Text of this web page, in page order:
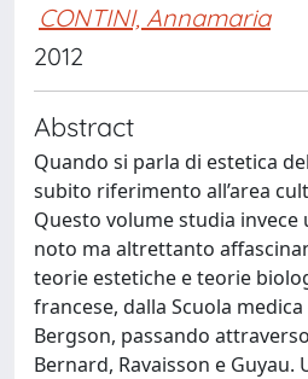
CONTINI, Annamaria
2012
Abstract
Quando si parla di estetica
subito riferimento all’area
Questo volume studia invece
noto ma altrettanto
teorie estetiche e teorie
francese, dalla Scuola
Bergson, passando
Bernard, Ravaisson e Guyau.